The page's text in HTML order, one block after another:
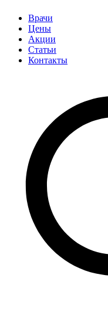
Врачи
Цены
Акции
Статьи
Контакты